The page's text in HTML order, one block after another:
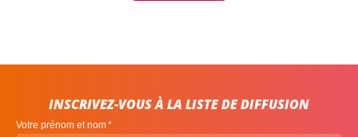
INSCRIVEZ-VOUS À LA LISTE DE DIFFUSION
Votre prénom et nom